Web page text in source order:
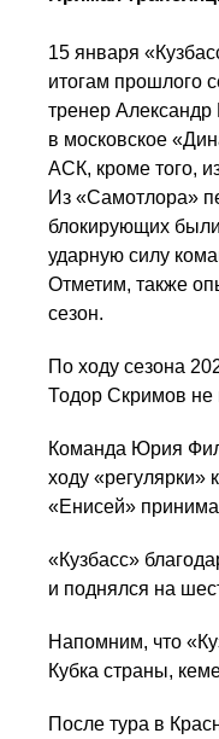
15 января
итогам прошлого
тренер
в московское
АСК, кроме того,
Из «Самотлора»
блокирующих
ударную силу
Отметим, также
сезон.
По ходу сезона
Тодор Скримов не
Команда Юрия
ходу
«Енисей»
«Кузбасс»
и поднялся на
Напомним, что
Кубка страны,
После тура в